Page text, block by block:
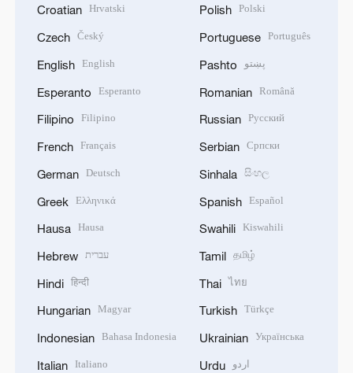
Croatian Hrvatski
Czech Český
English English
Esperanto Esperanto
Filipino Filipino
French Français
German Deutsch
Greek Ελληνικά
Hausa Hausa
Hebrew עברית
Hindi हिन्दी
Hungarian Magyar
Indonesian Bahasa Indonesia
Italian Italiano
Polish Polski
Portuguese Português
Pashto پښتو
Romanian Română
Russian Русский
Serbian Српски
Sinhala සිංහල
Spanish Español
Swahili Kiswahili
Tamil தமிழ்
Thai ไทย
Turkish Türkçe
Ukrainian Українська
Urdu اردو